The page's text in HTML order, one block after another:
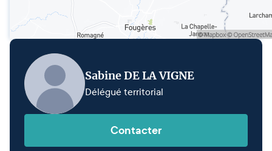
Sabine DE LA VIGNE
Délégué territorial
Contacter